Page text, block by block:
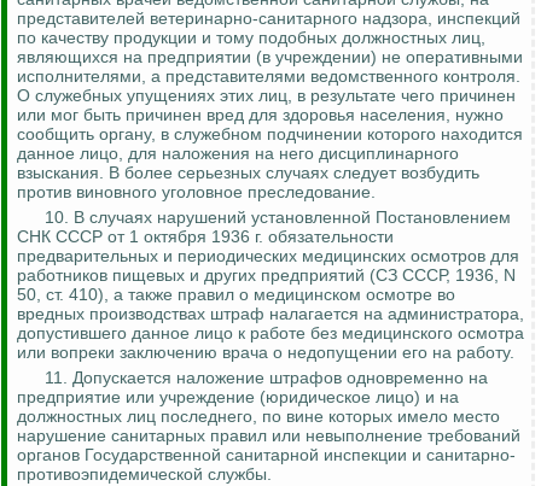
представителей ветеринарно-санитарного надзора, инспекций
по качеству продукции и тому подобных должностных лиц,
являющихся на предприятии (в учреждении) не оперативными
исполнителями, а представителями ведомственного контроля.
О служебных упущениях этих лиц, в результате чего причинен
или мог быть причинен вред для здоровья населения, нужно
сообщить органу, в служебном подчинении которого находится
данное лицо, для наложения на него дисциплинарного
взыскания. В более серьезных случаях следует возбудить
против виновного уголовное преследование.
10. В случаях нарушений установленной Постановлением
СНК СССР от 1 октября 1936 г. обязательности
предварительных и периодических медицинских осмотров для
работников пищевых и других предприятий (СЗ СССР, 1936, N
50, ст. 410), а также правил о медицинском осмотре во
вредных производствах штраф налагается на администратора,
допустившего данное лицо к работе без медицинского осмотра
или вопреки заключению врача о недопущении его на работу.
11. Допускается наложение штрафов одновременно на
предприятие или учреждение (юридическое лицо) и на
должностных лиц последнего, по вине которых имело место
нарушение санитарных правил или невыполнение требований
органов Государственной санитарной инспекции и санитарно-
противоэпидемической службы.